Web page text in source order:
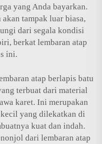
yang Anda bayarkan.
tampak luar biasa,
dari segala kondisi
berkat lembaran atap
ini.
atap berlapis batu
terbuat dari material
karet. Ini merupakan
yang dilekatkan di
kuat dan indah.
dari lembaran atap